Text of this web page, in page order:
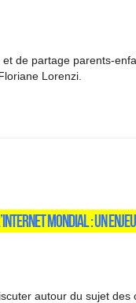
et de partage parents-
Lorenzi.
MONDIAL : UN
autour du sujet des